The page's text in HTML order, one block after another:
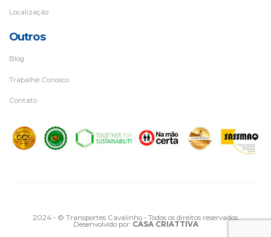
Localização
Outros
Blog
Trabalhe Conosco
Contato
2024 - © Transportes Cavalinho - Todos os direitos reservados.
Desenvolvido por: CASA CRIATTIVA